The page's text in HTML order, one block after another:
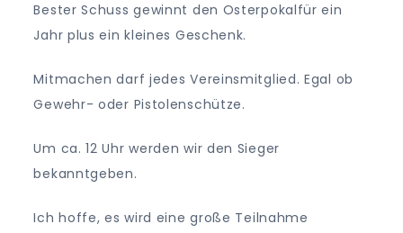
Bester Schuss gewinnt den Osterpokalfür ein
Jahr plus ein kleines Geschenk.
Mitmachen darf jedes Vereinsmitglied. Egal ob
Gewehr- oder Pistolenschütze.
Um ca. 12 Uhr werden wir den Sieger
bekanntgeben.
Ich hoffe, es wird eine große Teilnahme